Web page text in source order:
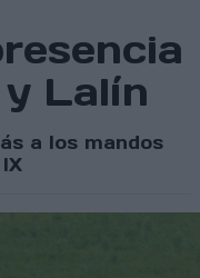
Lalín
a los mandos